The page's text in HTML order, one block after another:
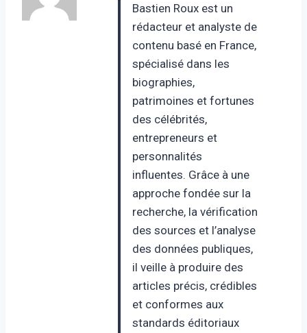
Bastien Roux est un
rédacteur et analyste de
contenu basé en France,
spécialisé dans les
biographies,
patrimoines et fortunes
des célébrités,
entrepreneurs et
personnalités
influentes. Grâce à une
approche fondée sur la
recherche, la vérification
des sources et l’analyse
des données publiques,
il veille à produire des
articles précis, crédibles
et conformes aux
standards éditoriaux